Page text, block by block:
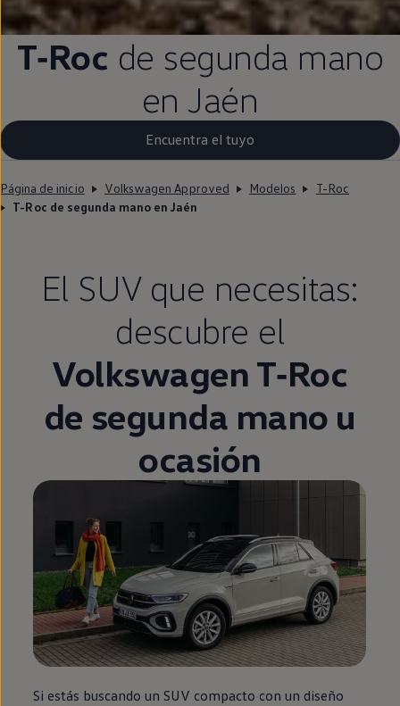
T‑Roc de segunda mano
en Jaén
Encuentra el tuyo
Página de inicio Volkswagen Approved Modelos
T-Roc
T-Roc de segunda mano en Jaén
El SUV que necesitas:
descubre el
Volkswagen T‑Roc
de segunda mano u
ocasión
Si estás buscando un SUV compacto con un diseño